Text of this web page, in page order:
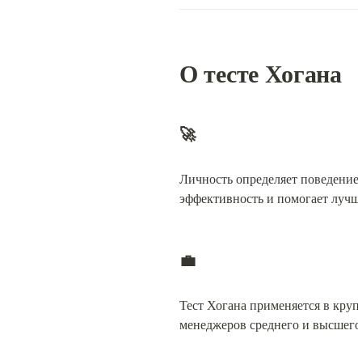
О тесте Хогана
🚀
Личность определяет
эффективность и помогает
💼
Тест Хогана применяется в
менеджеров среднего и